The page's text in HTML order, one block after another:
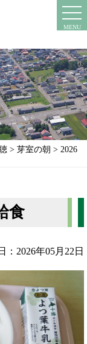
MENU
>芽室の朝 > 2026
食
：2026年05月22日